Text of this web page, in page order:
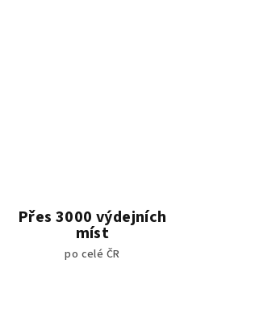
Přes 3000 výdejních
míst
po celé ČR